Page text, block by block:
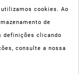
pelo INFARMED
Não
de saúde e bem-estar
Não Sujeitos a
cookies. Ao
de
definições clicando
consulte a nossa